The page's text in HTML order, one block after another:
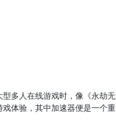
多人在线游戏时，像《永劫无
体验，其中加速器便是一个重